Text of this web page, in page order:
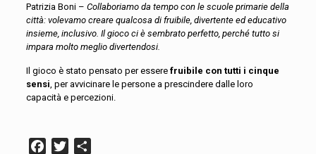
Patrizia Boni – Collaboriamo da tempo con le scuole primarie della
città: volevamo creare qualcosa di fruibile, divertente ed educativo
insieme, inclusivo. Il gioco ci è sembrato perfetto, perché tutto si
impara molto meglio divertendosi.
Il gioco è stato pensato per essere fruibile con tutti i cinque
sensi, per avvicinare le persone a prescindere dalle loro
capacità e percezioni.
Facebook
Twitter